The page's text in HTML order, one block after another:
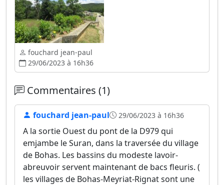
fouchard jean-paul
29/06/2023 à 16h36
Commentaires (1)
fouchard jean-paul 29/06/2023 à 16h36
A la sortie Ouest du pont de la D979 qui
emjambe le Suran, dans la traversée du village
de Bohas. Les bassins du modeste lavoir-
abreuvoir servent maintenant de bacs fleuris. (
les villages de Bohas-Meyriat-Rignat sont une